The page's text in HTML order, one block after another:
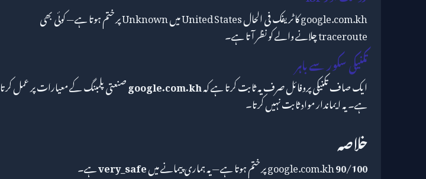
google.com.kh کا ٹریفک فی الحال United States میں Unknown پر ختم ہوتا ہے — کوئی بھی
traceroute چلانے والے کو نظر آتا ہے۔
تکنیکی سکور سے باہر
ایک صاف تکنیکی پروفائل صرف یہ ثابت کرتا ہے کہgoogle.com.khصنعتی پلمبنگ کے معیارات پر عمل کرتا
ہے۔ یہ ایماندار مواد ثابت نہیں کرتا۔
خلاصہ
google.com.kh90/100 پر ختم ہوتا ہے — یہ ہماری پیمانے میںvery_safeہے۔